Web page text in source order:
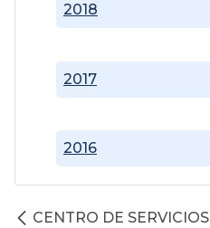
2016
2017
2018
CENTRO DE SERVICIOS